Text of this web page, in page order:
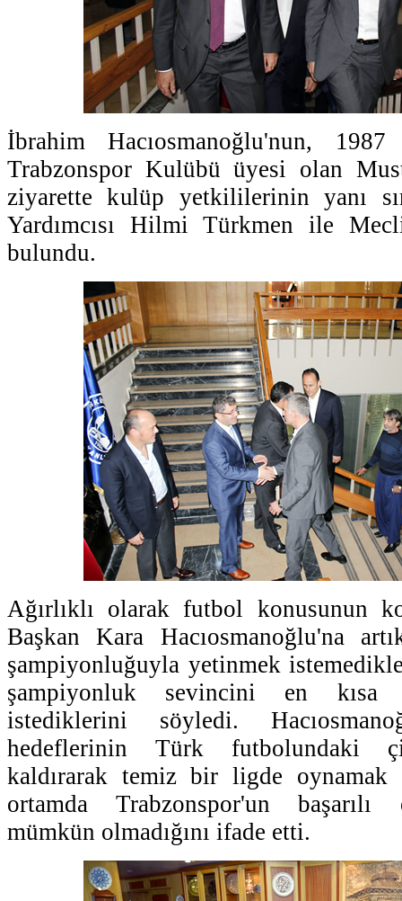
İbrahim Hacıosmanoğlu'nun,
Trabzonspor Kulübü üyesi olan
ziyarette kulüp yetkililerinin yanı
Yardımcısı Hilmi Türkmen ile
bulundu.
Ağırlıklı olarak futbol konusunun
Başkan Kara Hacıosmanoğlu'na
şampiyonluğuyla yetinmek
şampiyonluk sevincini en kısa
istediklerini söyledi.
hedeflerinin Türk futbolundaki
kaldırarak temiz bir ligde
ortamda Trabzonspor'un başarılı
mümkün olmadığını ifade etti.